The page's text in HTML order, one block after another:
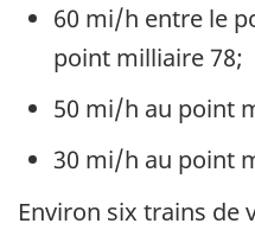
60 mi/h entre le
point milliaire 78;
50 mi/h au point
30 mi/h au point
Environ six trains de